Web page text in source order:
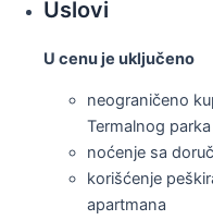
Uslovi
U cenu je uključeno
neograničeno
Termalnog
noćenje sa
korišćenje
apartmana